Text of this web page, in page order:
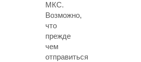
МКС.
Возможно,
что
прежде
чем
отправиться